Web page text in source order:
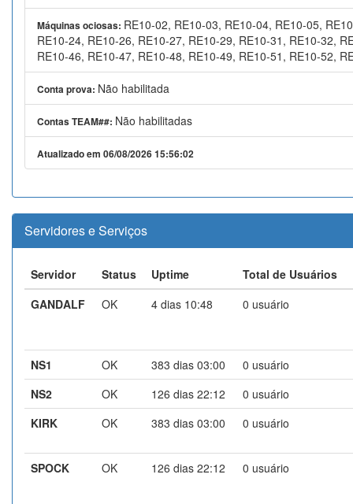
Máquinas ociosas: RE10-02, RE10-03, RE10-04, RE10-05,
RE10-24, RE10-26, RE10-27, RE10-29, RE10-31, RE10-32,
RE10-46, RE10-47, RE10-48, RE10-49, RE10-51, RE10-52,
Conta prova: Não habilitada
Contas TEAM##: Não habilitadas
Atualizado em 06/08/2026 15:56:02
Servidores e Serviços
Servidor Status Uptime
Total de Usuários
GANDALF
OK 4 dias 10:48 0 usuário
NS1 OK 383 dias 03:00
0 usuário
NS2
OK 126 dias 22:12
0 usuário
KIRK
OK 383 dias 03:00 0 usuário
SPOCK OK 126 dias 22:12 0 usuário